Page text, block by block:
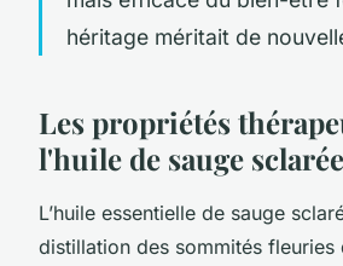
héritage méritait de
Les propriétés
l'huile de sauge sclarée
L’huile essentielle de sauge
distillation des sommités fleuries